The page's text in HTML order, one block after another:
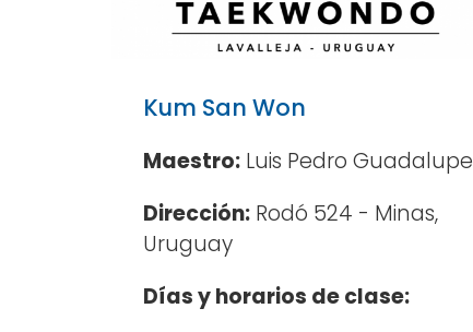
Kum San Won
Maestro:Luis Pedro Guadalupe
Dirección:Rodó 524 - Minas,
Uruguay
Días y horarios de clase: